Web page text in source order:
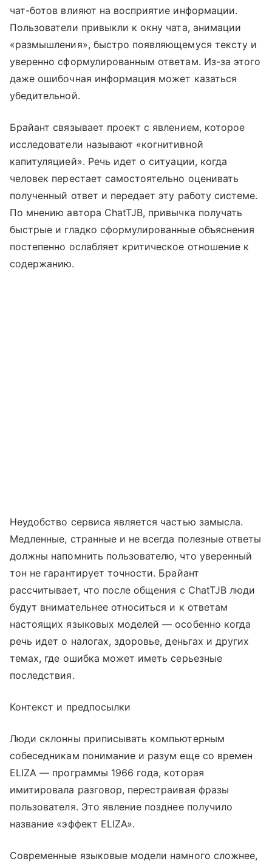
чат-ботов влияют на восприятие информации.
Пользователи привыкли к окну чата, анимации
«размышления», быстро появляющемуся тексту и
уверенно сформулированным ответам. Из-за этого
даже ошибочная информация может казаться
убедительной.
Брайант связывает проект с явлением, которое
исследователи называют «когнитивной
капитуляцией». Речь идет о ситуации, когда
человек перестает самостоятельно оценивать
полученный ответ и передает эту работу системе.
По мнению автора ChatTJB, привычка получать
быстрые и гладко сформулированные объяснения
постепенно ослабляет критическое отношение к
содержанию.
Неудобство сервиса является частью замысла.
Медленные, странные и не всегда полезные ответы
должны напомнить пользователю, что уверенный
тон не гарантирует точности. Брайант
рассчитывает, что после общения с ChatTJB люди
будут внимательнее относиться и к ответам
настоящих языковых моделей — особенно когда
речь идет о налогах, здоровье, деньгах и других
темах, где ошибка может иметь серьезные
последствия.
Контекст и предпосылки
Люди склонны приписывать компьютерным
собеседникам понимание и разум еще со времен
ELIZA — программы 1966 года, которая
имитировала разговор, перестраивая фразы
пользователя. Это явление позднее получило
название «эффект ELIZA».
Современные языковые модели намного сложнее,